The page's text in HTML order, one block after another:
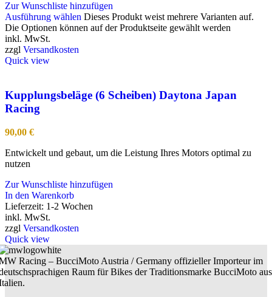
Zur Wunschliste hinzufügen
Ausführung wählen Dieses Produkt weist mehrere Varianten auf.
Die Optionen können auf der Produktseite gewählt werden
inkl. MwSt.
zzgl Versandkosten
Quick view
Kupplungsbeläge (6 Scheiben) Daytona Japan
Racing
90,00 €
Entwickelt und gebaut, um die Leistung Ihres Motors optimal zu
nutzen
Zur Wunschliste hinzufügen
In den Warenkorb
Lieferzeit: 1-2 Wochen
inkl. MwSt.
zzgl Versandkosten
Quick view
Racing – BucciMoto Austria / Germany offizieller Importeur im
Raum für Bikes der Traditionsmarke BucciMoto aus